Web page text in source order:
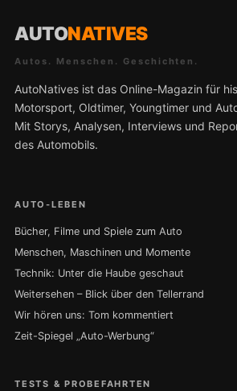
AUTONATIVES
Autos. Menschen. Geschichten.
AutoNatives ist das Online-Magazin für
Motorsport, Oldtimer, Youngtimer und
Mit Storys, Analysen, Interviews und
des Automobils.
AUTO-LEBEN
Bücher, Filme und Spiele zum Auto
Menschen, Maschinen und Momente
Technik: Unter die Haube geschaut
Weitersehen – Blick über den Tellerrand
Wir hören uns: Tom kommentiert
Zeit-Spiegel „Auto-Werbung“
TESTS & PROBEFAHRTEN